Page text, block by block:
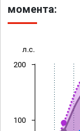
момента:
л.с.
100
200